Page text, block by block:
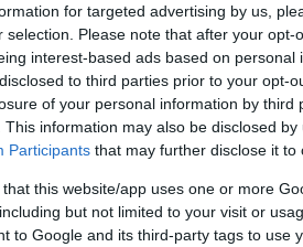
for targeted advertising by us,
selection. Please note that after your
interest-based ads based on
to third parties prior to your opt-
of your personal information by third
This information may also be disclosed
Participants that may further disclose it to
that this website/app uses one or more
but not limited to your visit or
to Google and its third-party tags to use
ΔΕΛΤΊΟ
22χρονος
συνελήφθη με
14 λίρες και
– Τρεις ακόμη